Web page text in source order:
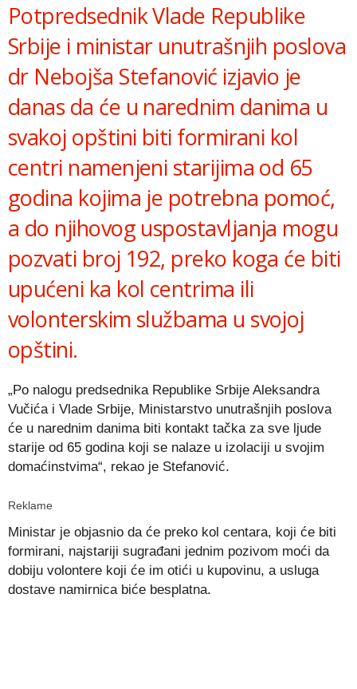
Potpredsednik Vlade Republike
Srbije i ministar unutrašnjih poslova
dr Nebojša Stefanović izjavio je
danas da će u narednim danima u
svakoj opštini biti formirani kol
centri namenjeni starijima od 65
godina kojima je potrebna pomoć,
a do njihovog uspostavljanja mogu
pozvati broj 192, preko koga će biti
upućeni ka kol centrima ili
volonterskim službama u svojoj
opštini.
„Po nalogu predsednika Republike Srbije Aleksandra
Vučića i Vlade Srbije, Ministarstvo unutrašnjih poslova
će u narednim danima biti kontakt tačka za sve ljude
starije od 65 godina koji se nalaze u izolaciji u svojim
domaćinstvima“, rekao je Stefanović.
Reklame
Ministar je objasnio da će preko kol centara, koji će biti
formirani, najstariji sugrađani jednim pozivom moći da
dobiju volontere koji će im otići u kupovinu, a usluga
dostave namirnica biće besplatna.